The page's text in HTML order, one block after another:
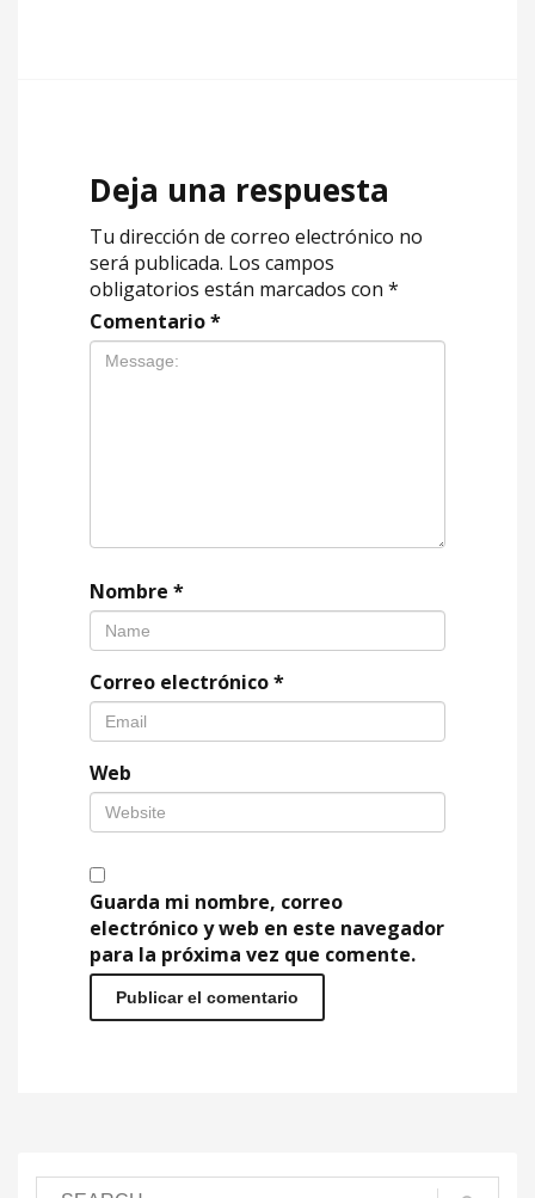
Deja una respuesta
Tu dirección de correo electrónico no
será publicada. Los campos
obligatorios están marcados con *
Comentario*
Nombre *
Correo electrónico*
Web
Guarda mi nombre, correo
electrónico y web en este navegador
para la próxima vez que comente.